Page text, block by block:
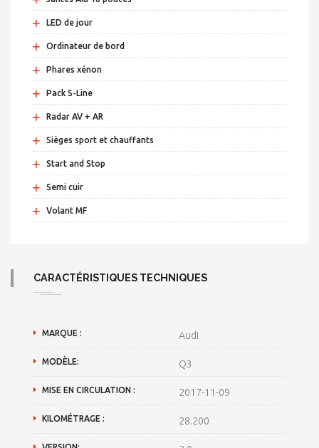
+ LED de jour
+ Ordinateur de bord
+ Phares xénon
+ Pack S-Line
+ Radar AV + AR
+ Sièges sport et chauffants
+ Start and Stop
+ Semi cuir
+ Volant MF
CARACTÉRISTIQUES TECHNIQUES
MARQUE : Audi
MODÈLE: Q3
MISE EN CIRCULATION : 2017-11-09
KILOMÉTRAGE : 28.200